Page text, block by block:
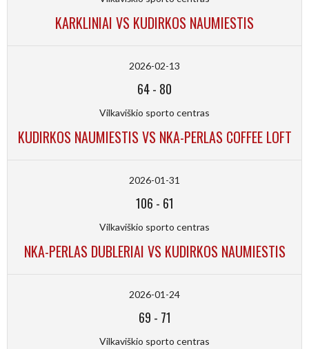
KARKLINIAI VS KUDIRKOS NAUMIESTIS
2026-02-13
64- 80
Vilkaviškio sporto centras
KUDIRKOS NAUMIESTIS VS NKA-PERLAS COFFEE LOFT
2026-01-31
106 - 61
Vilkaviškio sporto centras
NKA-PERLAS DUBLERIAI VS KUDIRKOS NAUMIESTIS
2026-01-24
69 - 71
Vilkaviškio sporto centras